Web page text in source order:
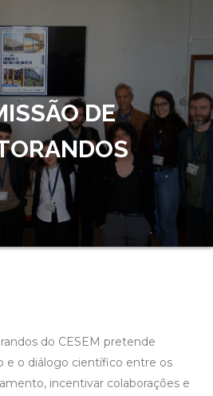
DE
do CESEM pretende
e o diálogo científico entre os
incentivar colaborações e